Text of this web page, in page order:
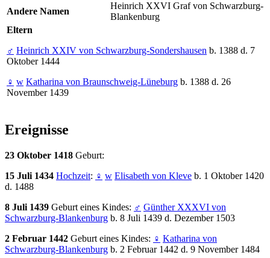
Andere Namen
Heinrich XXVI Graf von Schwarzburg-
Blankenburg
Eltern
♂ Heinrich XXIV von Schwarzburg-Sondershausen b. 1388 d. 7
Oktober 1444
♀ w Katharina von Braunschweig-Lüneburg b. 1388 d. 26
November 1439
Ereignisse
23 Oktober 1418 Geburt:
15 Juli 1434 Hochzeit: ♀ w Elisabeth von Kleve b. 1 Oktober 1420
d. 1488
8 Juli 1439 Geburt eines Kindes: ♂ Günther XXXVI von
Schwarzburg-Blankenburg b. 8 Juli 1439 d. Dezember 1503
2 Februar 1442 Geburt eines Kindes: ♀ Katharina von
Schwarzburg-Blankenburg b. 2 Februar 1442 d. 9 November 1484